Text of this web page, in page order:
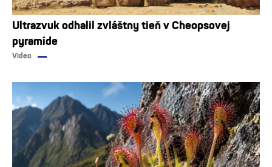
Ultrazvuk odhalil zvláštny tieň v Cheopsovej
pyramíde
Video